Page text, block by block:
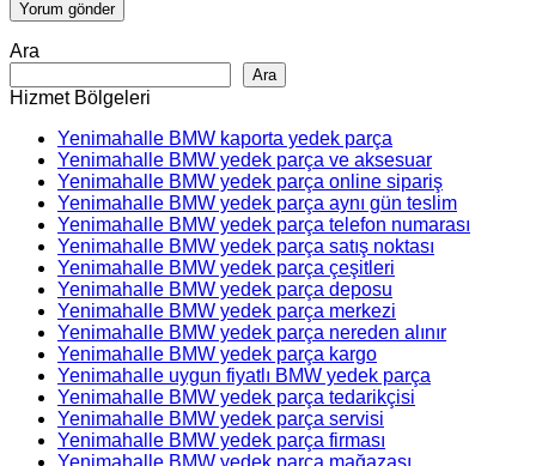
Ara
Ara
Hizmet Bölgeleri
Yenimahalle BMW kaporta yedek parça
Yenimahalle BMW yedek parça ve aksesuar
Yenimahalle BMW yedek parça online sipariş
Yenimahalle BMW yedek parça aynı gün teslim
Yenimahalle BMW yedek parça telefon numarası
Yenimahalle BMW yedek parça satış noktası
Yenimahalle BMW yedek parça çeşitleri
Yenimahalle BMW yedek parça deposu
Yenimahalle BMW yedek parça merkezi
Yenimahalle BMW yedek parça nereden alınır
Yenimahalle BMW yedek parça kargo
Yenimahalle uygun fiyatlı BMW yedek parça
Yenimahalle BMW yedek parça tedarikçisi
Yenimahalle BMW yedek parça servisi
Yenimahalle BMW yedek parça firması
Yenimahalle BMW yedek parça mağazası